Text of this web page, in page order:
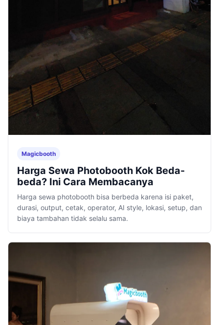
Magicbooth
Harga Sewa Photobooth Kok Beda-
beda? Ini Cara Membacanya
Harga sewa photobooth bisa berbeda karena isi paket,
durasi, output, cetak, operator, AI style, lokasi, setup, dan
biaya tambahan tidak selalu sama.